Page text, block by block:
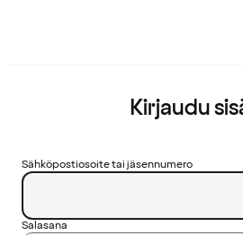
Kirjaudu
Sähköpostiosoite tai jäsennumero
Salasana